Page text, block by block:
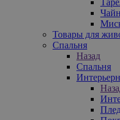
Товары для
Спальня
Назад
Спальня